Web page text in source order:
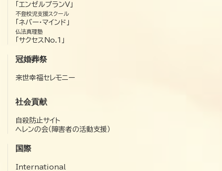
「エンゼルプランV」
不登校児支援スクール
「ネバー・マインド」
仏法真理塾
「サクセスNo.1」
冠婚葬祭
来世幸福セレモニー
社会貢献
自殺防止サイト
ヘレンの会（障害者の活動支援）
国際
International